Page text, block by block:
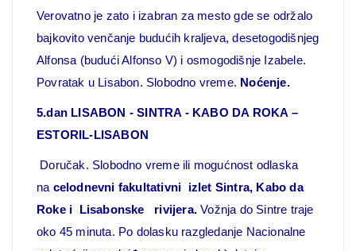
Verovatno je zato i izabran za mesto gde se održalo
bajkovito venčanje budućih kraljeva, desetogodišnjeg
Alfonsa (budući Alfonso V) i osmogodišnje Izabele.
Povratak u Lisabon. Slobodno vreme. Noćenje.
5.dan LISABON - SINTRA - KABO DA ROKA –
ESTORIL-LISABON
Doručak. Slobodno vreme ili mogućnost odlaska
na celodnevni fakultativni izlet Sintra, Kabo da
Roke i Lisabonske rivijera. Vožnja do Sintre traje
oko 45 minuta. Po dolasku razgledanje Nacionalne